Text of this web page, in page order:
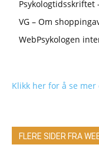
VG – Om
WebPsykologen
Klikk her for å se
FLERE SIDER FRA